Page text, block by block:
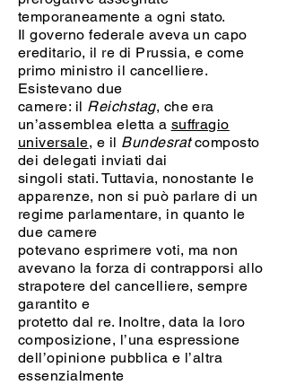
temporaneamente a ogni stato.
Il governo federale aveva un capo
ereditario, il re di Prussia, e come
primo ministro il cancelliere.
Esistevano due
camere: il Reichstag, che era
un’assemblea eletta a suffragio
universale, e il Bundesratcomposto
dei delegati inviati dai
singoli stati. Tuttavia, nonostante le
apparenze, non si può parlare di un
regime parlamentare, in quanto le
due camere
potevano esprimere voti, ma non
avevano la forza di contrapporsi allo
strapotere del cancelliere, sempre
garantito e
protetto dal re. Inoltre, data la loro
composizione, l’una espressione
dell’opinione pubblica e l’altra
essenzialmente